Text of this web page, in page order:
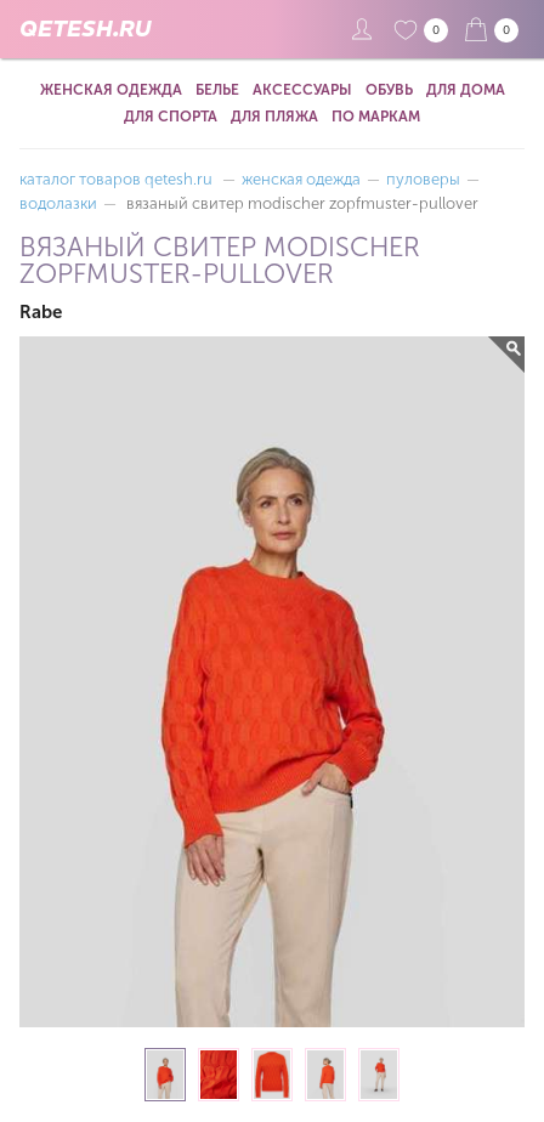
QETESH.RU 0 0
ЖЕНСКАЯ ОДЕЖДА БЕЛЬЕ АКСЕССУАРЫ ОБУВЬ
ДЛЯ ДОМА
ДЛЯ СПОРТА
ДЛЯ ПЛЯЖА ПО МАРКАМ
каталог товаров qetesh.ru — женская одежда — пуловеры —
водолазки — вязаный свитер modischer zopfmuster-pullover
ВЯЗАНЫЙ СВИТЕР MODISCHER
ZOPFMUSTER-PULLOVER
Rabe